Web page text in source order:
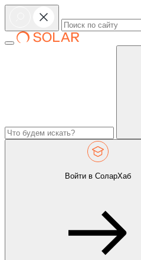
Войти в СоларХаб